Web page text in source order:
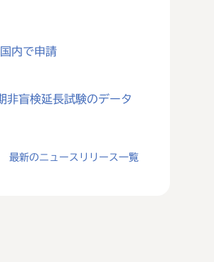
内で申請
盲検延長試験のデータ
最新のニュースリリース一覧